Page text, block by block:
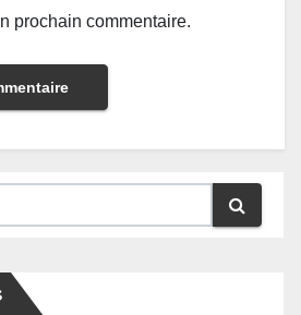
prochain commentaire.